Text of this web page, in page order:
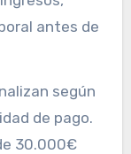
antes de
según
de pago.
30.000€